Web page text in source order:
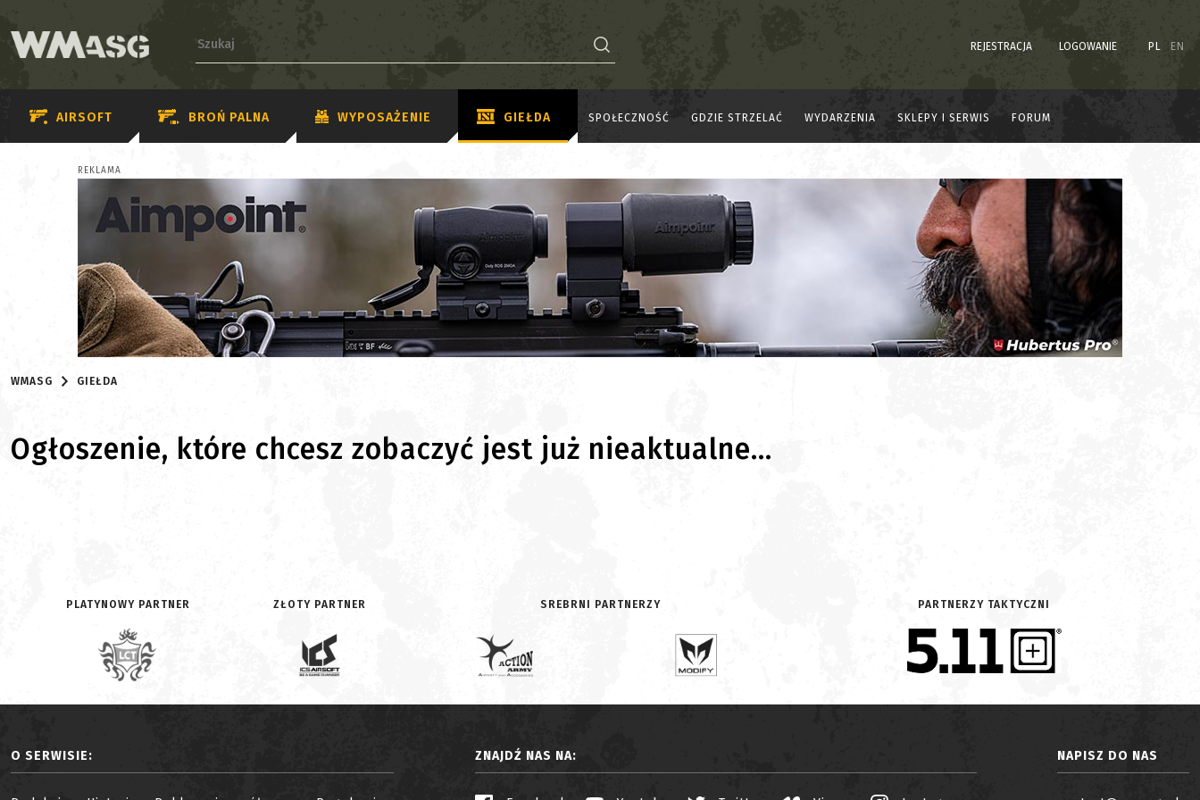
REJESTRACJA LOGOWANIE PL EN
AIRSOFT BROŃ PALNA WYPOSAŻENIE GIEŁDA SPOŁECZNOŚĆ GDZIE STRZELAĆ WYDARZENIA SKLEPY I SERWIS FORUM
REKLAMA
WMASG GIEŁDA
Ogłoszenie, które chcesz zobaczyć jest już nieaktualne...
PLATYNOWY PARTNER ZŁOTY PARTNER SREBRNI PARTNERZY PARTNERZY TAKTYCZNI
O SERWISIE: ZNAJDŹ NAS NA: NAPISZ DO NAS